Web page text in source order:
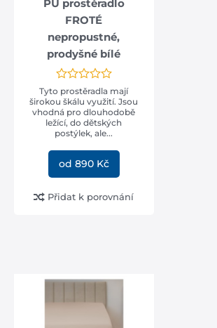
PU prostěradlo
FROTÉ
nepropustné,
prodyšné bílé
Tyto prostěradla mají
širokou škálu využití. Jsou
vhodná pro dlouhodobě
ležící, do dětských
postýlek, ale...
od 890 Kč
Přidat k porovnání